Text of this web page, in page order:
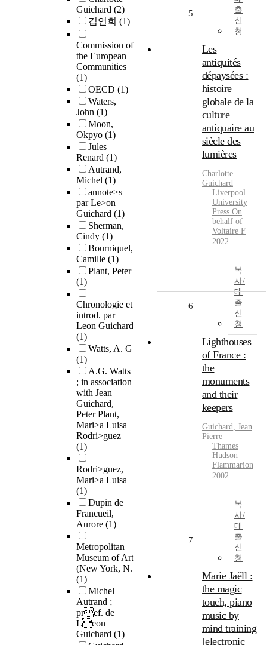
Guichard (2)
김연희 (1)
Commission of
the European
Communities
(1)
OECD (1)
Waters,
John (1)
Moon,
Okpyo (1)
Jules
Renard (1)
Autrand,
Michel (1)
annote>s
par Le>on
Guichard (1)
Sherman,
Cindy (1)
Bourniquel,
Camille (1)
Plant, Peter
(1)
Chronologie et
introd. par
Leon Guichard
(1)
Watts, A. G
(1)
A.G. Watts
; in association
with Jean
Guichard,
Peter Plant,
Mari>a Luisa
Rodri>guez
(1)
Rodri>guez,
Mari>a Luisa
(1)
Dupin de
Francueil,
Aurore (1)
Metropolitan
Museum of Art
(New York, N.
(1)
Michel
Autrand ;
pref. de
Leon
Guichard (1)
출
신
청
5
Les
antiquités
dépaysées :
histoire
globale de la
culture
antiquaire au
siècle des
lumières
Charlotte
Guichard
Liverpool
University
Press On
behalf of
Voltaire F
2022
복
사/
대
출
신
청
6
Lighthouses
of France :
the
monuments
and their
keepers
Guichard, Jean
Pierre
Thames
Hudson
Flammarion
2002
복
사/
대
출
신
청
7
Marie Jaëll :
the magic
touch, piano
music by
mind training
[electronic